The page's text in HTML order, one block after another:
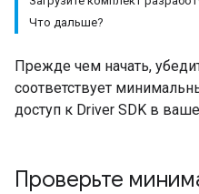
Что дальше?
Прежде чем начать,
соответствует
доступ к Driver SDK в
Проверьте